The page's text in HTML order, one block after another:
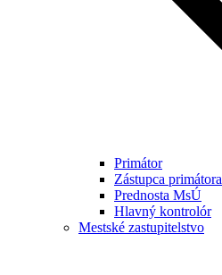
Primátor
Zástupca primátora
Prednosta MsÚ
Hlavný kontrolór
Mestské zastupitelstvo